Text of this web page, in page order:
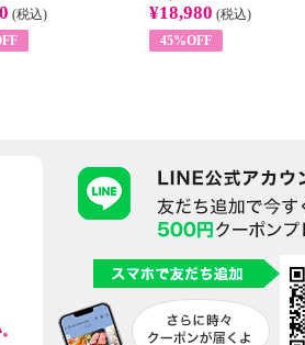
(税込)
¥18,980 (税込)
45%OFF